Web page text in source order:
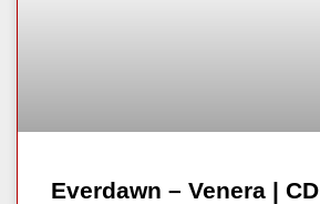
Everdawn – Venera | CD